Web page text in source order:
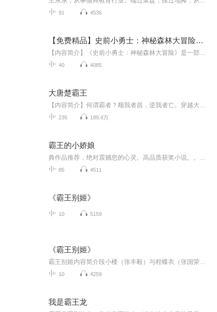
91 4536
【免费精品】史前小勇士：神秘森林大冒险霸王龙来了
40 4085
大唐楚霸王
235 189.4万
霸王的小娇娘
85 4511
《霸王别姬》
10 5159
《霸王别姬》
10 4259
我是霸王龙